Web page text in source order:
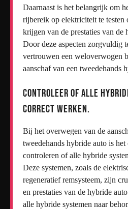
Daarnaast is het belangrijk om
rijbereik op elektriciteit te testen
krijgen van de prestaties van de
Door deze aspecten zorgvuldig
vertrouwen een weloverwogen
aanschaf van een tweedehands
Controleer of alle
correct werken.
Bij het overwegen van de
tweedehands hybride auto is het
controleren of alle hybride
Deze systemen, zoals de
regeneratief remsysteem, zijn
en prestaties van de hybride
alle hybride systemen naar